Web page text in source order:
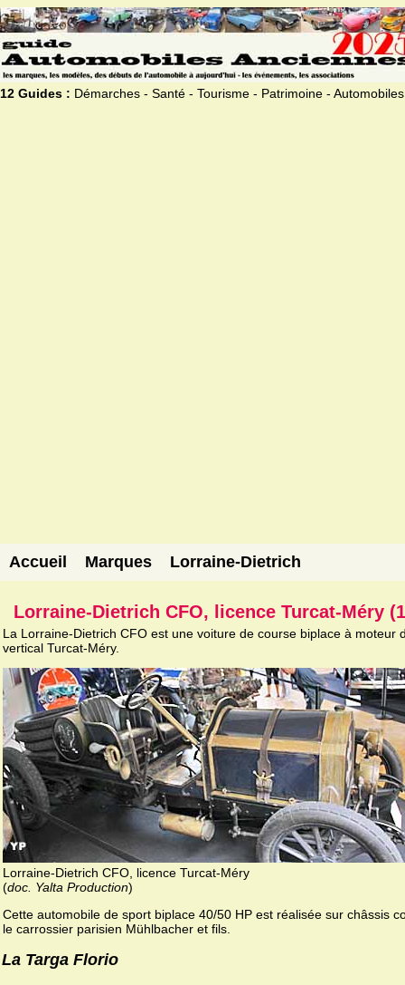
12 Guides : Démarches - Santé - Tourisme - Patrimoine - Automobiles
Accueil Marques Lorraine-Dietrich
Lorraine-Dietrich CFO, licence Turcat-Méry
La Lorraine-Dietrich CFO est une voiture de course biplace à moteur
vertical Turcat-Méry.
Lorraine-Dietrich CFO, licence Turcat-Méry
(doc. Yalta Production)
Cette automobile de sport biplace 40/50 HP est réalisée sur châssis
le carrossier parisien Mühlbacher et fils.
La Targa Florio